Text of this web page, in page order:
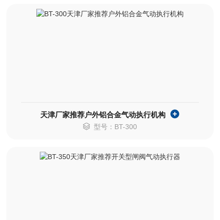
天津厂家推荐户外铝合金气动执行机构
型号：BT-300